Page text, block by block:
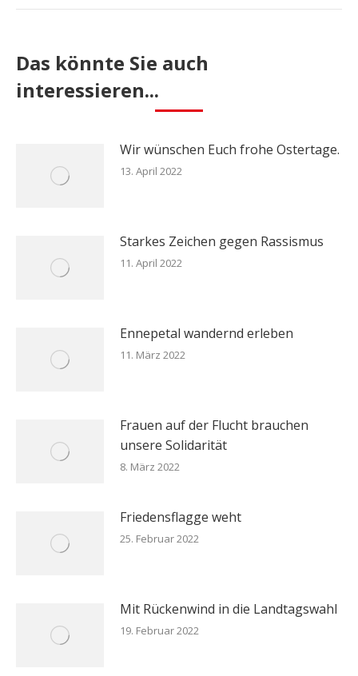
Das könnte Sie auch
interessieren...
Wir wünschen Euch frohe Ostertage.
13. April 2022
Starkes Zeichen gegen Rassismus
11. April 2022
Ennepetal wandernd erleben
11. März 2022
Frauen auf der Flucht brauchen
unsere Solidarität
8. März 2022
Friedensflagge weht
25. Februar 2022
Mit Rückenwind in die Landtagswahl
19. Februar 2022